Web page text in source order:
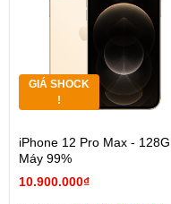
GIÁ SHOCK
!
iPhone 12 Pro Max - 128G
Máy 99%
10.900.000₫